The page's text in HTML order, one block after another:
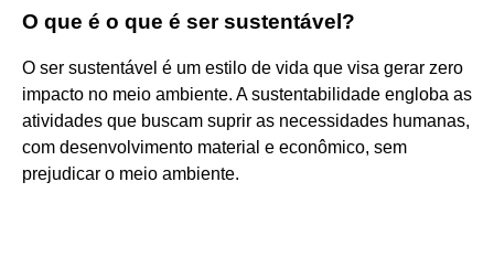
O que é o que é ser sustentável?
O ser sustentável é um estilo de vida que visa gerar zero
impacto no meio ambiente. A sustentabilidade engloba as
atividades que buscam suprir as necessidades humanas,
com desenvolvimento material e econômico, sem
prejudicar o meio ambiente.